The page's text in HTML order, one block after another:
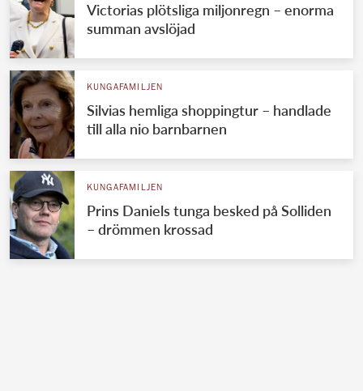
Victorias plötsliga miljonregn – enorma
summan avslöjad
KUNGAFAMILJEN
Silvias hemliga shoppingtur – handlade
till alla nio barnbarnen
KUNGAFAMILJEN
Prins Daniels tunga besked på Solliden
– drömmen krossad